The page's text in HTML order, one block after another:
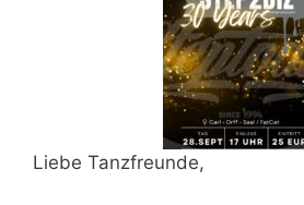
Liebe Tanzfreunde,